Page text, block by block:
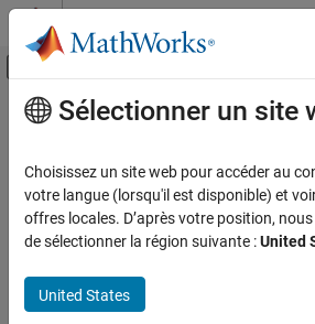
Passer au contenu
Activer/désactiver
Ressource
Contenu principal
Sélectionner un site
Choisissez un site web pour accéder au
votre langue (lorsqu'il est disponible) et
offres locales. D’après votre position,
de sélectionner la région suivante :United
United States